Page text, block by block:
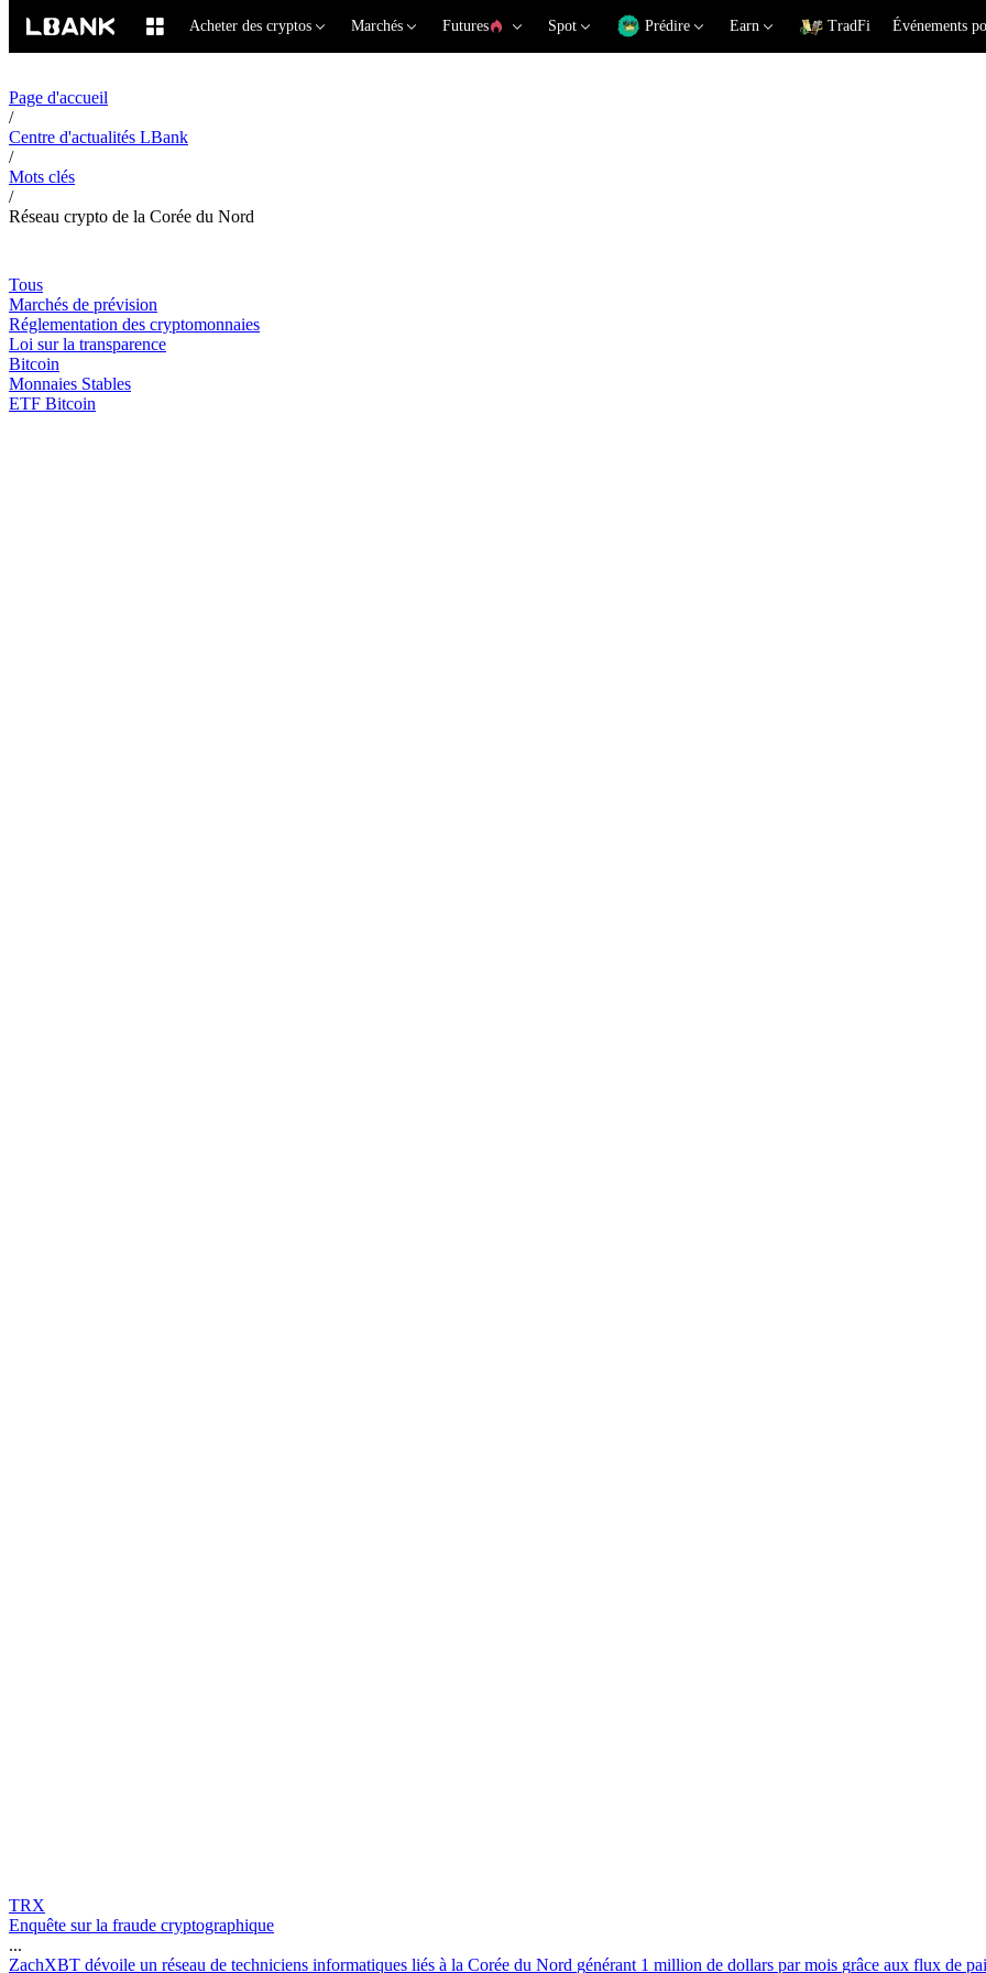
Acheter des cryptos Marchés Futures Spot Prédire Earn TradFi Événements
Page d'accueil
/
Centre d'actualités LBank
/
Mots clés
/
Réseau crypto de la Corée du Nord
Tous
Marchés de prévision
Réglementation des cryptomonnaies
Loi sur la transparence
Bitcoin
Monnaies Stables
ETF Bitcoin
TRX
Enquête sur la fraude cryptographique
...
ZachXBT dévoile un réseau de techniciens informatiques liés à la Corée du Nord générant 1 million de dollars par mois grâce aux flux de pai